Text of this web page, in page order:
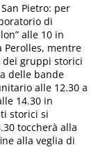
Pietro: per
di
alle 10 in
Perolles, mentre
gruppi storici
delle bande
alle 12.30 a
14.30 in
storici si
toccherà alla
alla veglia di